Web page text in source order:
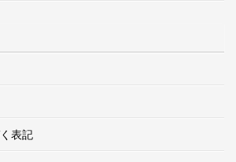
表記